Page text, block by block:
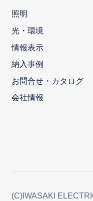
照明
光・環境
情報表示
納入事例
お問合せ・カタログ
会社情報
(C)IWASAKI